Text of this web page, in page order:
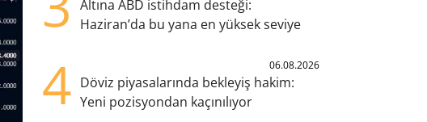
Altına ABD istihdam desteği:
Haziran’da bu yana en yüksek seviye
4 06.08.2026
Döviz piyasalarında bekleyiş hakim:
Yeni pozisyondan kaçınılıyor